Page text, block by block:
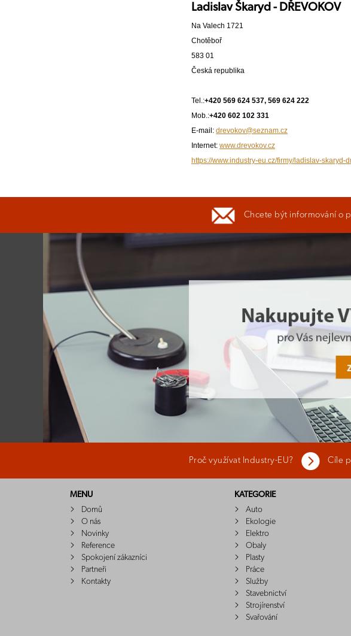
Ladislav Škaryd - DŘEVOKOV
Na Valech 1721
Chotěboř
583 01
Česká republika
Tel.:+420 569 624 537, 569 624 222
Mob.:+420 602 102 331
E-mail: drevokov@seznam.cz
Internet: www.drevokov.cz
https://www.industry-eu.cz/firmy/ladislav-skaryd-
Chcete být informování o
Proč využívat Industry-EU? Cíle
MENU
Domů
O nás
Novinky
Reference
Spokojení zákazníci
Partneři
Kontakty
KATEGORIE
Auto
Ekologie
Elektro
Obaly
Plasty
Práce
Služby
Stavebnictví
Strojírenství
Svařování